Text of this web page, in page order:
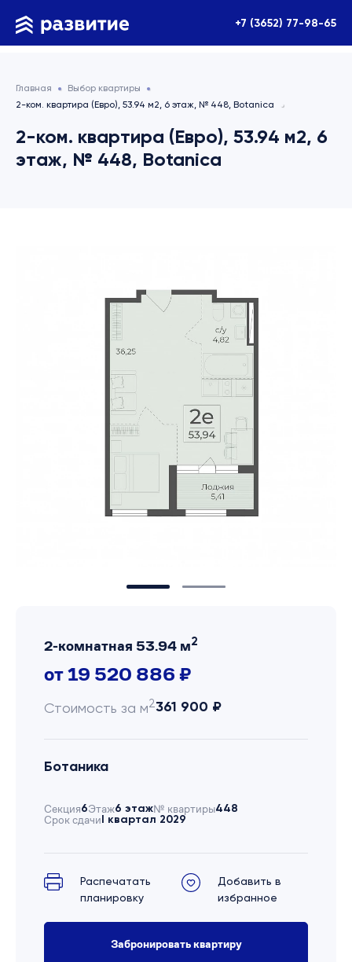
+7 (3652) 77-98-65
Главная
Выбор квартиры
2-ком. квартира (Евро), 53.94 м2, 6 этаж, № 448, Botanica
2-ком. квартира (Евро), 53.94 м2, 6
этаж, № 448, Botanica
2-комнатная 53.94 м2
от 19 520 886 ₽
Стоимость за м2361 900 ₽
Ботаника
Секция6Этаж6 этаж№ квартиры448
Срок сдачиI квартал 2029
Распечатать
планировку
Добавить в
избранное
Забронировать квартиру